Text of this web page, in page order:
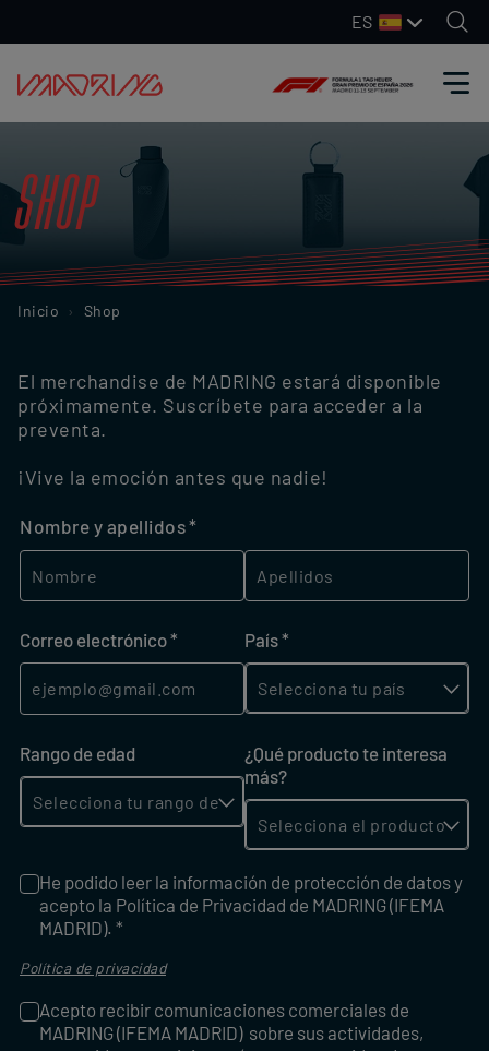
ES
SHOP
Inicio Shop
El merchandise de MADRING estará disponible
próximamente. Suscríbete para acceder a la
preventa.
¡Vive la emoción antes que nadie!
Nombre y apellidos*
(necesario)
Correo electrónico*
(necesario)País*
(necesario)
Rango de edad
¿Qué producto te interesa
más?
He podido leer la información de protección de datos y
He podido leer la información de protección de datos y
acepto la Política de Privacidad de MADRING (IFEMA
MADRID). *
Política de privacidad
Acepto recibir comunicaciones comerciales de MADRING
Acepto recibir comunicaciones comerciales de
MADRING (IFEMA MADRID) sobre sus actividades,